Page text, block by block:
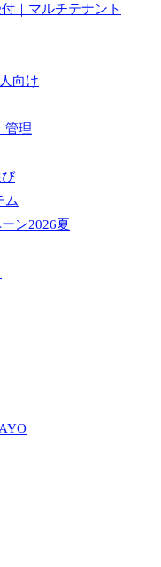
｜マルチテナント
向け
管理
ム
ン2026夏